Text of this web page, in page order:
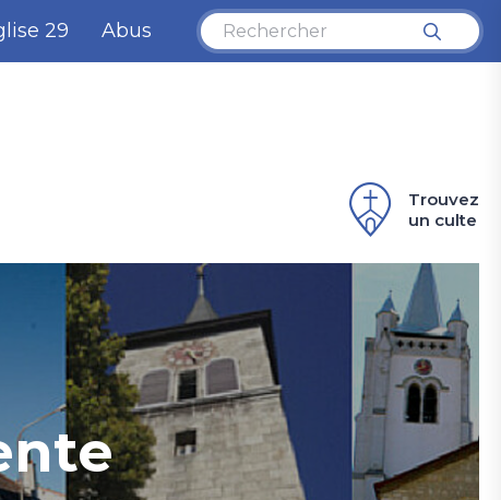
29 Abus
Trouvez
un culte